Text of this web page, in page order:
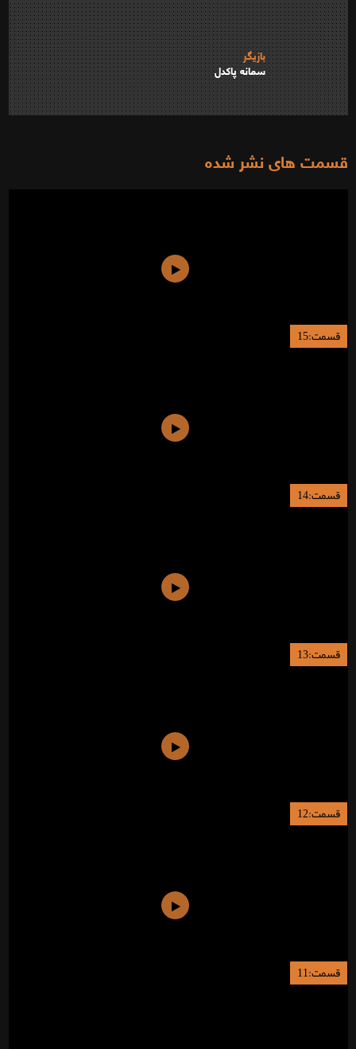
بازیگر
سمانه پاکدل
قسمت های نشر شده
قسمت:15
قسمت:14
قسمت:13
قسمت:12
قسمت:11